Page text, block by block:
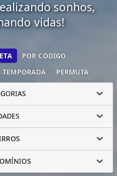
sonhos,
vidas!
TEMPORADA PERMUTA
POR CÓDIGO